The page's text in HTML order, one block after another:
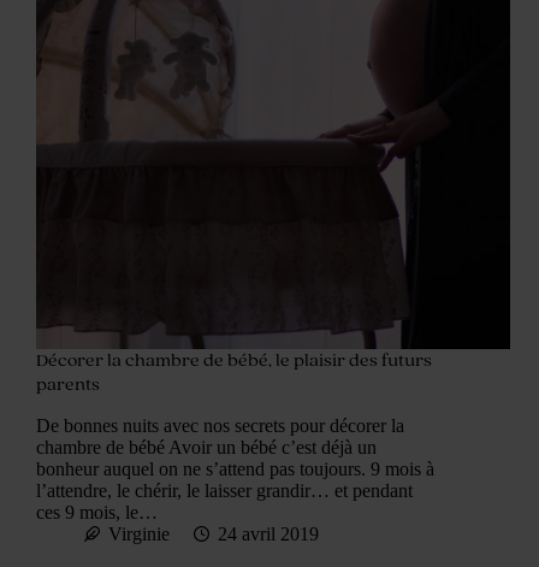
Décorer la chambre de bébé, le plaisir des futurs
parents
De bonnes nuits avec nos secrets pour décorer la
chambre de bébé Avoir un bébé c’est déjà un
bonheur auquel on ne s’attend pas toujours. 9 mois à
l’attendre, le chérir, le laisser grandir… et pendant
ces 9 mois, le…
Virginie
24 avril 2019